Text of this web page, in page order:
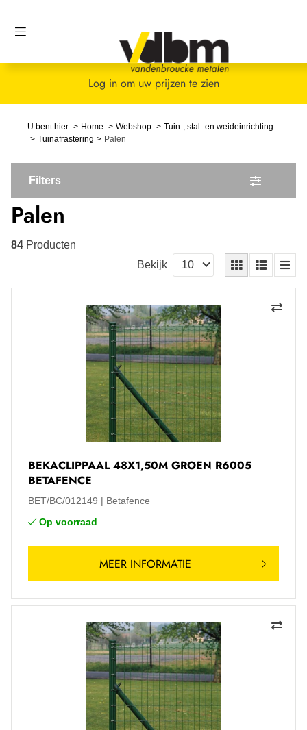
Log inom uw prijzen te zien
U bent hier Home Webshop
Tuin-, stal- en weideinrichting
Tuinafrastering
Palen
Filters
Palen
84 Producten
Bekijk
BEKACLIPPAAL 48X1,50M GROEN R6005
BETAFENCE
BET/BC/012149
Betafence
Op voorraad
MEER INFORMATIE